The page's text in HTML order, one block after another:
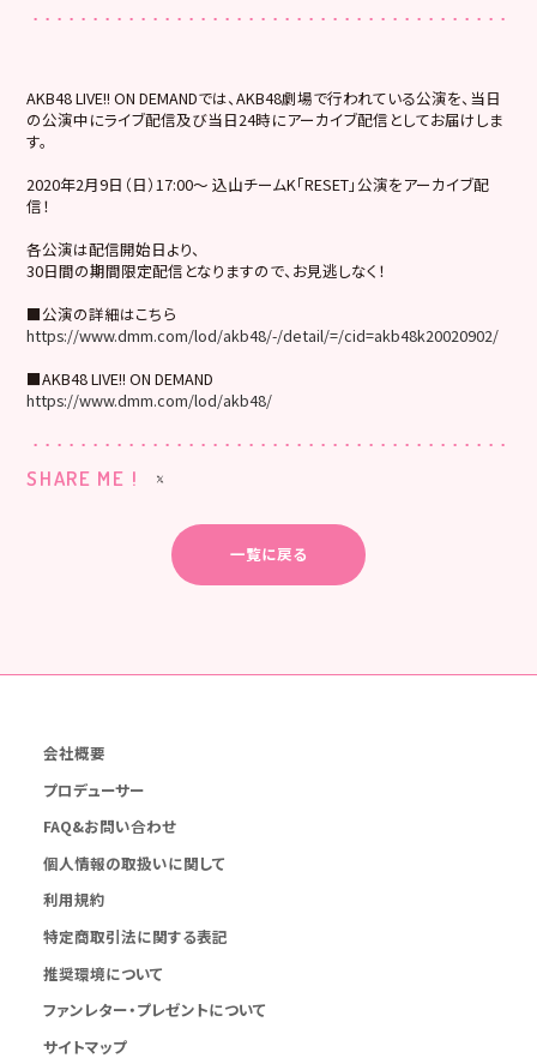
AKB48 LIVE!! ON DEMANDでは、AKB48劇場で行われている公演を、当日
の公演中にライブ配信及び当日24時にアーカイブ配信としてお届けしま
す。
2020年2月9日（日）17:00～ 込山チームK「RESET」公演をアーカイブ配
信！
各公演は配信開始日より、
30日間の期間限定配信となりますので、お見逃しなく！
■公演の詳細はこちら
https://www.dmm.com/lod/akb48/-/detail/=/cid=akb48k20020902/
■AKB48 LIVE!! ON DEMAND
https://www.dmm.com/lod/akb48/
SHARE ME !
一覧に戻る
会社概要
プロデューサー
FAQ&お問い合わせ
個人情報の取扱いに関して
利用規約
特定商取引法に関する表記
推奨環境について
ファンレター・プレゼントについて
サイトマップ